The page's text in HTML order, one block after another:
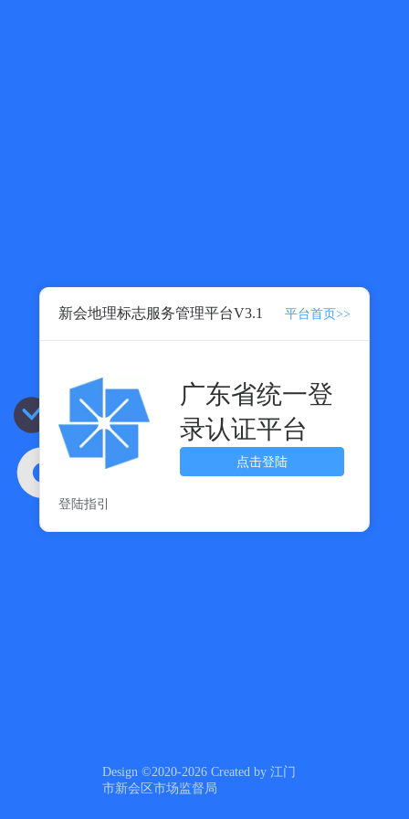
新会地理标志服务管理平台V3.1 平台首页>>
广东省统一登
录认证平台
点击登陆
登陆指引
Design ©2020-2026 Created by 江门
市新会区市场监督局